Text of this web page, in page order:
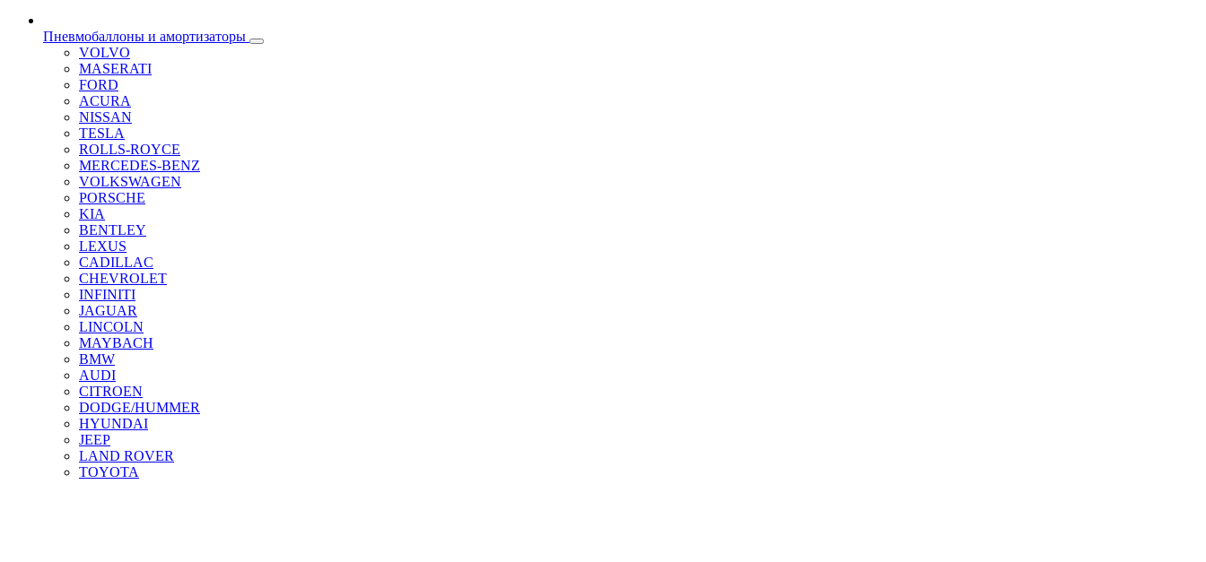
Пневмобаллоны и амортизаторы
VOLVO
MASERATI
FORD
ACURA
NISSAN
TESLA
ROLLS-ROYCE
MERCEDES-BENZ
VOLKSWAGEN
PORSCHE
KIA
BENTLEY
LEXUS
CADILLAC
CHEVROLET
INFINITI
JAGUAR
LINCOLN
MAYBACH
BMW
AUDI
CITROEN
DODGE/HUMMER
HYUNDAI
JEEP
LAND ROVER
TOYOTA